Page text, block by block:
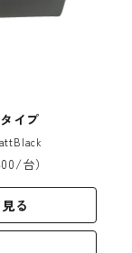
イプ
台）
る